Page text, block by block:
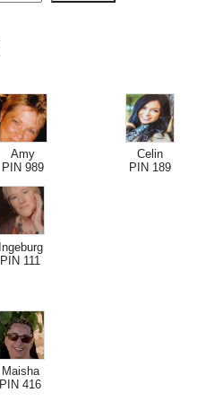
Amy
PIN 989
Celin
PIN 189
Ingeburg
PIN 111
Maisha
PIN 416